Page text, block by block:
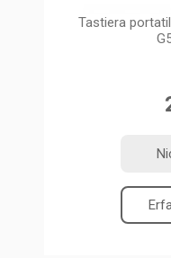
Tastiera